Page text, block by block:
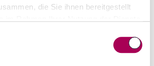
die Sie ihnen bereitgestellt